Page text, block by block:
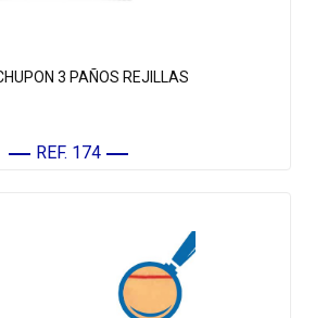
3 PAÑOS REJILLAS
REF. 174